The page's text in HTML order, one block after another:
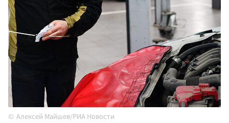
Алексей Майшев/РИА Новости